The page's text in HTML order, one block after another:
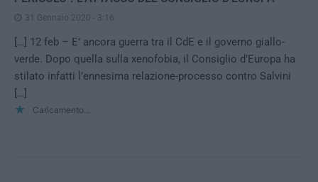
31 Gennaio 2020 - 3:16
[…] 12 feb – E’ ancora guerra tra il CdE e il governo giallo-
verde. Dopo quella sulla xenofobia, il Consiglio d’Europa ha
stilato infatti l’ennesima relazione-processo contro Salvini
[…]
Caricamento...